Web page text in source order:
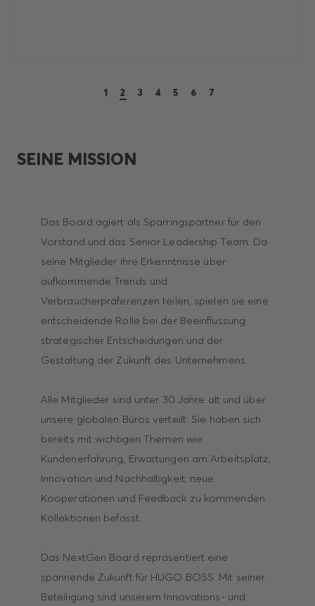
1 2 3 4 5 6 7
SEINE MISSION
Das Board agiert als Sparringspartner für den
Vorstand und das Senior Leadership Team. Da
seine Mitglieder ihre Erkenntnisse über
aufkommende Trends und
Verbraucherpräferenzen teilen, spielen sie eine
entscheidende Rolle bei der Beeinflussung
strategischer Entscheidungen und der
Gestaltung der Zukunft des Unternehmens.
Alle Mitglieder sind unter 30 Jahre alt und über
unsere globalen Büros verteilt. Sie haben sich
bereits mit wichtigen Themen wie
Kundenerfahrung, Erwartungen am Arbeitsplatz,
Innovation und Nachhaltigkeit, neue
Kooperationen und Feedback zu kommenden
Kollektionen befasst.
Das NextGen Board repräsentiert eine
spannende Zukunft für HUGO BOSS. Mit seiner
Beteiligung sind unserem Innovations- und